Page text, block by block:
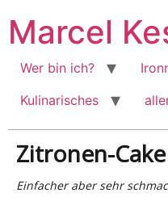
Inhalt
wechseln
Marcel
Wer bin ich?
Kulinarisches
Zitronen-
Einfacher aber sehr